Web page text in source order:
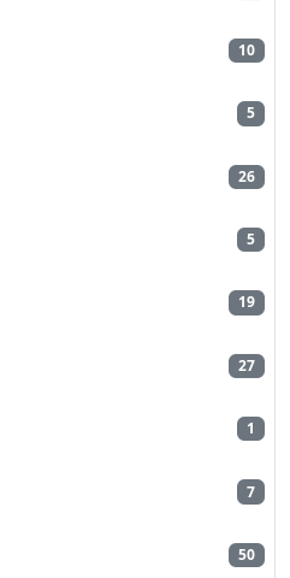
10
5
26
5
19
27
1
7
50